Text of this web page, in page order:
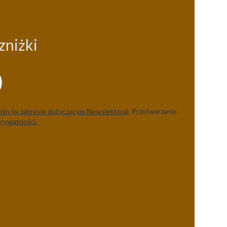
(w zakresie dotyczącym Newslettera). Przetwarzanie